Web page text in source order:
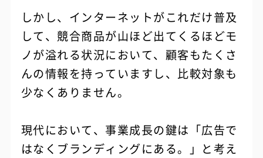
しかし、インターネットがこれだけ普及
して、競合商品が山ほど出てくるほどモ
ノが溢れる状況において、顧客もたくさ
んの情報を持っていますし、比較対象も
少なくありません。
現代において、事業成長の鍵は「広告で
はなくブランディングにある。」と考え